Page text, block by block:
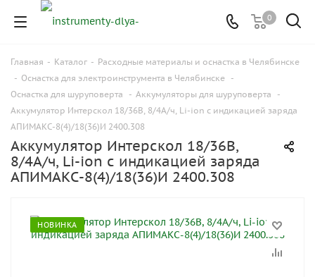
0
Главная - Каталог - Расходные материалы и оснастка в Челябинске
- Оснастка для электроинструмента в Челябинске -
Оснастка для шуруповерта
- Аккумуляторы для шуруповерта
-
Аккумулятор Интерскол 18/36В, 8/4А/ч, Li-ion с индикацией заряда
АПИМАКС-8(4)/18(36)И 2400.308
Аккумулятор Интерскол 18/36В,
8/4А/ч, Li-ion с индикацией заряда
АПИМАКС-8(4)/18(36)И 2400.308
НОВИНКА